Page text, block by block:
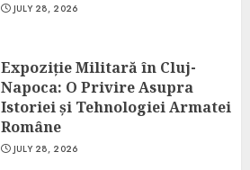
JULY 28, 2026
Expoziție Militară în Cluj-
Napoca: O Privire Asupra
Istoriei și Tehnologiei Armatei
Române
JULY 28, 2026